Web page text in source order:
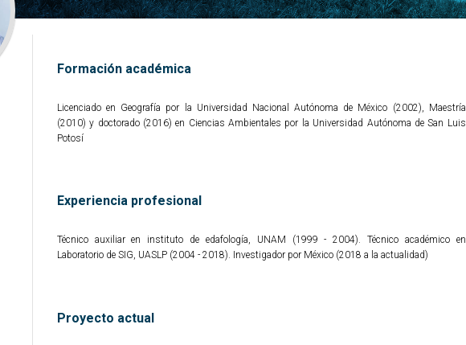
Formación académica
Licenciado en Geografía por la Universidad Nacional Autónoma de México (2002), Maestría
(2010) y doctorado (2016) en Ciencias Ambientales por la Universidad Autónoma de San Luis
Potosí
Experiencia profesional
Técnico auxiliar en instituto de edafología, UNAM (1999 - 2004). Técnico académico en
Laboratorio de SIG, UASLP (2004 - 2018). Investigador por México (2018 a la actualidad)
Proyecto actual